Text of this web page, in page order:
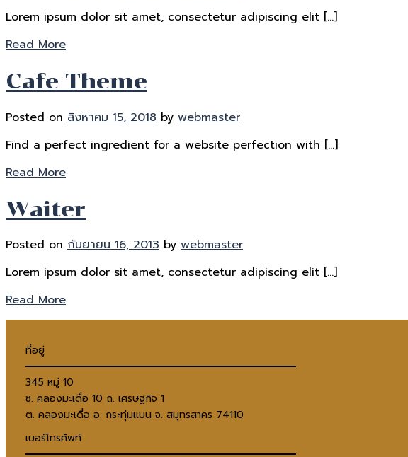
Lorem ipsum dolor sit amet, consectetur adipiscing elit […]
Read More
Cafe Theme
Posted on สิงหาคม 15, 2018 by webmaster
Find a perfect ingredient for a website perfection with […]
Read More
Waiter
Posted on กันยายน 16, 2013 by webmaster
Lorem ipsum dolor sit amet, consectetur adipiscing elit […]
Read More
ที่อยู่
345 หมู่ 10
ซ. คลองมะเดื่อ 10 ถ. เศรษฐกิจ 1
ต. คลองมะเดื่อ อ. กระทุ่มแบน จ. สมุทรสาคร 74110
เบอร์โทรศัพท์